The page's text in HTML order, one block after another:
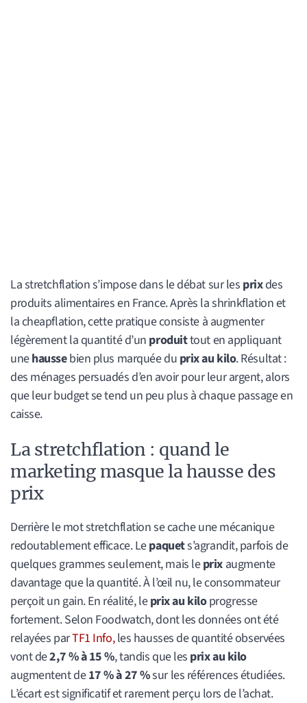
La stretchflation s’impose dans le débat sur les prixdes
produits alimentaires en France. Après la shrinkflation et
la cheapflation, cette pratique consiste à augmenter
légèrement la quantité d’un produittout en appliquant
unehaussebien plus marquée du prix au kilo. Résultat :
des ménages persuadés d’en avoir pour leur argent, alors
que leur budget se tend un peu plus à chaque passage en
caisse.
La stretchflation : quand le
marketing masque la hausse des
prix
Derrière le mot stretchflation se cache une mécanique
redoutablement efficace. Lepaquets’agrandit, parfois de
quelques grammes seulement, mais leprix augmente
davantage que la quantité. À l’œil nu, le consommateur
perçoit un gain. En réalité, leprix au kiloprogresse
fortement. Selon Foodwatch, dont les données ont été
relayées parTF1 Info,les hausses de quantité observées
vont de2,7 % à 15 %, tandis que les prix au kilo
augmentent de17 % à 27 %sur les références étudiées.
L’écart est significatif et rarement perçu lors de l’achat.